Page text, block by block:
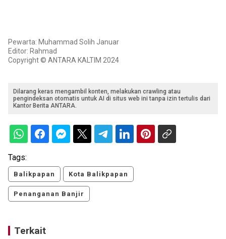
Pewarta: Muhammad Solih Januar
Editor: Rahmad
Copyright © ANTARA KALTIM 2024
Dilarang keras mengambil konten, melakukan crawling atau
pengindeksan otomatis untuk AI di situs web ini tanpa izin tertulis dari
Kantor Berita ANTARA.
Tags:
Balikpapan Kota Balikpapan
Penanganan Banjir
Terkait